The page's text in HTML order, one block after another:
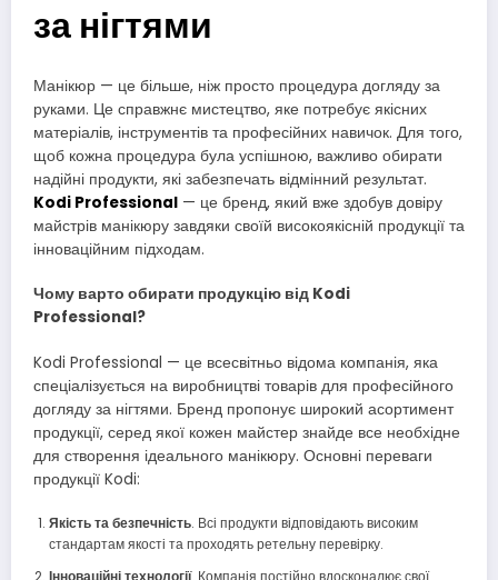
за нігтями
Манікюр — це більше, ніж просто процедура догляду за
руками. Це справжнє мистецтво, яке потребує якісних
матеріалів, інструментів та професійних навичок. Для того,
щоб кожна процедура була успішною, важливо обирати
надійні продукти, які забезпечать відмінний результат.
Kodi Professional — це бренд, який вже здобув довіру
майстрів манікюру завдяки своїй високоякісній продукції та
інноваційним підходам.
Чому варто обирати продукцію від Kodi
Professional?
Kodi Professional — це всесвітньо відома компанія, яка
спеціалізується на виробництві товарів для професійного
догляду за нігтями. Бренд пропонує широкий асортимент
продукції, серед якої кожен майстер знайде все необхідне
для створення ідеального манікюру. Основні переваги
продукції Kodi:
Якість та безпечність. Всі продукти відповідають високим
стандартам якості та проходять ретельну перевірку.
Інноваційні технології. Компанія постійно вдосконалює свої